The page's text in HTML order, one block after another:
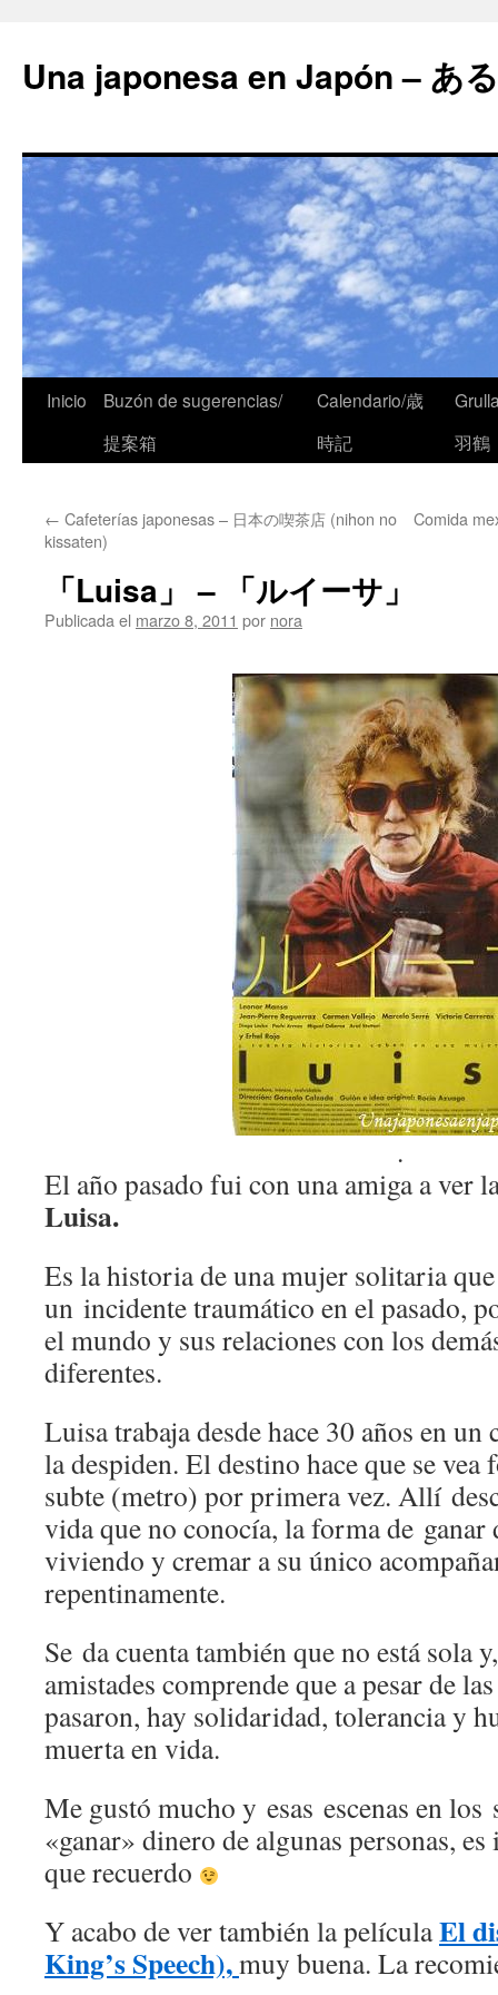
Una japonesa en Japón – あ
Inicio
Buzón de sugerencias/
提案箱
Calendario/歳
時記
羽鶴
← Cafeterías japonesas – 日本の喫茶店 (nihon no
kissaten)
Comida
「Luisa」 – 「ルイーサ」
Publicada el marzo 8, 2011 por nora
.
El año pasado fui con una amiga a ver
Luisa.
Es la historia de una mujer solitaria
un incidente traumático en el pasado,
el mundo y sus relaciones con los
diferentes.
Luisa trabaja desde hace 30 años en
la despiden. El destino hace que se vea
subte (metro) por primera vez. Allí
vida que no conocía, la forma de ganar
viviendo y cremar a su único
repentinamente.
Se da cuenta también que no está sola
amistades comprende que a pesar de
pasaron, hay solidaridad, tolerancia y
muerta en vida.
Me gustó mucho y esas escenas en los
«ganar» dinero de algunas personas,
que recuerdo
Y acabo de ver también la películaEl
King’s Speech),muy buena. La